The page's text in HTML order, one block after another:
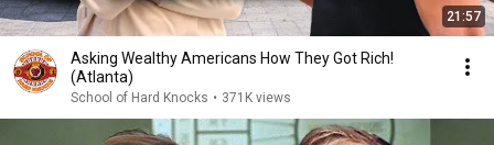
21:57
Asking Wealthy Americans How They Got Rich!
(Atlanta)
School of Hard Knocks • 371K views